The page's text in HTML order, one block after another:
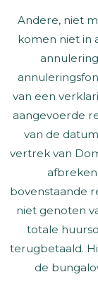
Andere, niet
komen niet in
van een
aangevoerde
van de
vertrek van
bovenstaande
niet genoten
totale
terugbetaald.
de